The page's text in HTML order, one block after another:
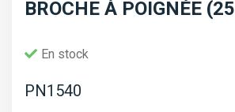
BROCHE À POIGNÉE
En stock
PN1540